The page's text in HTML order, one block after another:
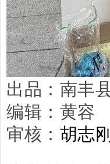
出品：南丰
编辑：黄容
审核： 胡志刚